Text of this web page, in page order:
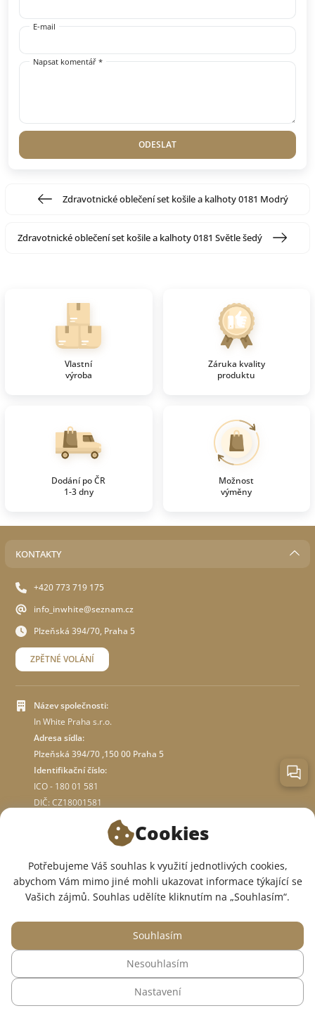
E-mail
Napsat komentář *
ODESLAT
Zdravotnické oblečení set košile a kalhoty 0181 Modrý
Zdravotnické oblečení set košile a kalhoty 0181 Světle šedý
Vlastní
výroba
Záruka kvality
produktu
Dodání po ČR
1-3 dny
Možnost
výměny
KONTAKTY
+420 773 719 175
info_inwhite@seznam.cz
Plzeňská 394/70, Praha 5
ZPĚTNÉ VOLÁNÍ
Název společnosti:
In White Praha s.r.o.
Adresa sídla:
Plzeňská 394/70 ,150 00 Praha 5
Identifikační číslo:
ICO - 180 01 581
DIČ: CZ18001581
JSME V SOCIÁLNÍCH SÍTÍCH:
© 2015 — 2026, Internetový obchod se zdravotním oblečením InWhite.
Web vytvořilSago Group
Cookies
Potřebujeme Váš souhlas k využití jednotlivých cookies,
abychom Vám mimo jiné mohli ukazovat informace týkající se
Vašich zájmů. Souhlas udělíte kliknutím na „Souhlasím“.
Nastavení
Nesouhlasím
Souhlasím